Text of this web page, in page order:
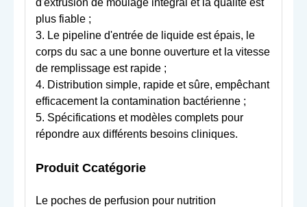
plus fiable ;
3. Le pipeline d'entrée de liquide est épais, le
corps du sac a une bonne ouverture et la vitesse
de remplissage est rapide ;
4. Distribution simple, rapide et sûre, empêchant
efficacement la contamination bactérienne ;
5. Spécifications et modèles complets pour
répondre aux différents besoins cliniques.
Produit Ccatégorie
Le poches de perfusion pour nutrition